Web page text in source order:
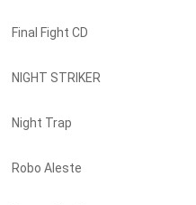
Final Fight CD
NIGHT STRIKER
Night Trap
Robo Aleste